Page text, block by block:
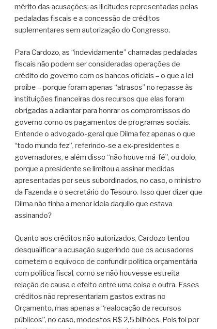
mérito das acusações: as ilicitudes representadas pelas
pedaladas fiscais e a concessão de créditos
suplementares sem autorização do Congresso.
Para Cardozo, as “indevidamente” chamadas pedaladas
fiscais não podem ser consideradas operações de
crédito do governo com os bancos oficiais – o que a lei
proíbe – porque foram apenas “atrasos” no repasse às
instituições financeiras dos recursos que elas foram
obrigadas a adiantar para honrar os compromissos do
governo como os pagamentos de programas sociais.
Entende o advogado-geral que Dilma fez apenas o que
“todo mundo fez”, referindo-se a ex-presidentes e
governadores, e além disso “não houve má-fé”, ou dolo,
porque a presidente se limitou a assinar medidas
apresentadas por seus subordinados, no caso, o ministro
da Fazenda e o secretário do Tesouro. Isso quer dizer que
Dilma não tinha a menor ideia daquilo que estava
assinando?
Quanto aos créditos não autorizados, Cardozo tentou
desqualificar a acusação sugerindo que os acusadores
cometem o equívoco de confundir política orçamentária
com política fiscal, como se não houvesse estreita
relação de causa e efeito entre uma coisa e outra. Esses
créditos não representariam gastos extras no
Orçamento, mas apenas a “realocação de recursos
públicos”, no caso, modestos R$ 2,5 bilhões. Pois foi por